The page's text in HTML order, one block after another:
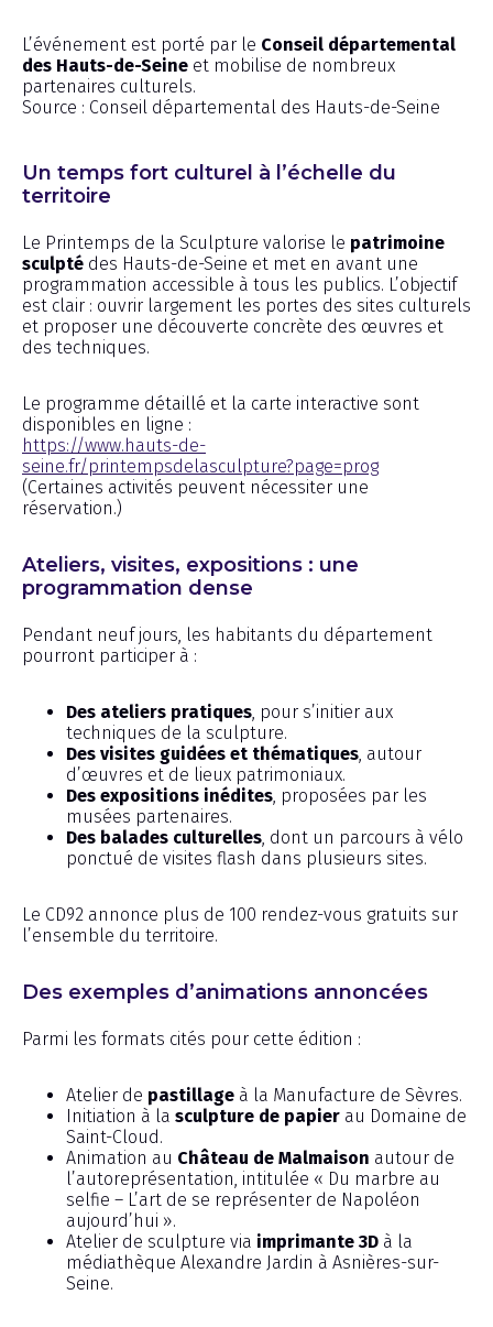
L’événement est porté par le Conseil départemental
des Hauts-de-Seine et mobilise de nombreux
partenaires culturels.
Source : Conseil départemental des Hauts-de-Seine
Un temps fort culturel à l’échelle du
territoire
Le Printemps de la Sculpture valorise le patrimoine
sculpté des Hauts-de-Seine et met en avant une
programmation accessible à tous les publics. L’objectif
est clair : ouvrir largement les portes des sites culturels
et proposer une découverte concrète des œuvres et
des techniques.
Le programme détaillé et la carte interactive sont
disponibles en ligne :
https://www.hauts-de-
seine.fr/printempsdelasculpture?page=prog
(Certaines activités peuvent nécessiter une
réservation.)
Ateliers, visites, expositions : une
programmation dense
Pendant neuf jours, les habitants du département
pourront participer à :
Des ateliers pratiques , pour s’initier aux
techniques de la sculpture.
Des visites guidées et thématiques , autour
d’œuvres et de lieux patrimoniaux.
Des expositions inédites , proposées par les
musées partenaires.
Des balades culturelles , dont un parcours à vélo
ponctué de visites flash dans plusieurs sites.
Le CD92 annonce plus de 100 rendez-vous gratuits sur
l’ensemble du territoire.
Des exemples d’animations annoncées
Parmi les formats cités pour cette édition :
Atelier de pastillage à la Manufacture de Sèvres.
Initiation à la sculpture de papier au Domaine de
Saint-Cloud.
Animation au Château de Malmaison autour de
l’autoreprésentation, intitulée « Du marbre au
selfie – L’art de se représenter de Napoléon
aujourd’hui ».
Atelier de sculpture via imprimante 3D à la
médiathèque Alexandre Jardin à Asnières-sur-
Seine.